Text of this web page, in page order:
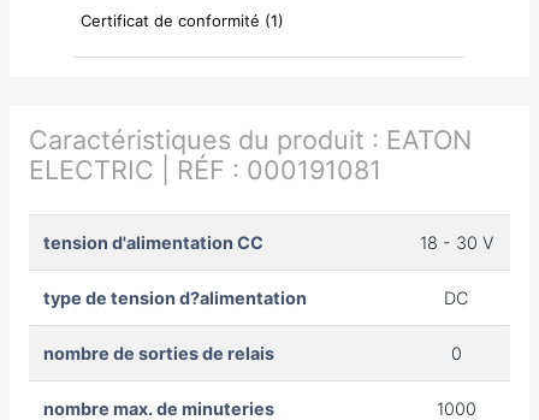
Certificat de conformité (1)
Caractéristiques du produit : EATON
ELECTRIC | RÉF : 000191081
tension d'alimentation CC 18 - 30 V
type de tension d?alimentation DC
nombre de sorties de relais 0
nombre max. de minuteries 1000